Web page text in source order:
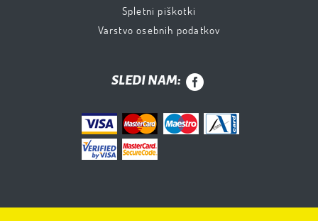
Spletni piškotki
Varstvo osebnih podatkov
SLEDI NAM: